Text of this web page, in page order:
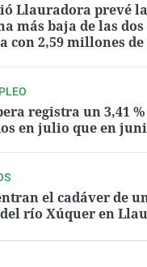
Llauradora prevé
más baja de las
con 2,59 millones
registra un 3,41
en julio que en
el cadáver de
río Xúquer en